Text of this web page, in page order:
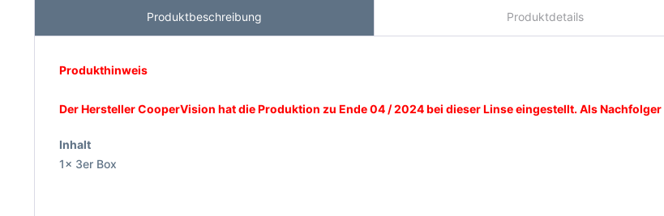
Produktbeschreibung Produktdetails
Produkthinweis
Der Hersteller CooperVision hat die Produktion zu Ende 04 / 2024 bei dieser Linse eingestellt. Als
Inhalt
1x 3er Box